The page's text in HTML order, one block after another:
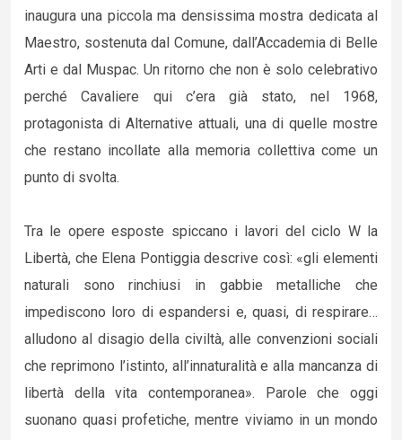
inaugura una piccola ma densissima mostra dedicata al
Maestro, sostenuta dal Comune, dall’Accademia di Belle
Arti e dal Muspac. Un ritorno che non è solo celebrativo
perché Cavaliere qui c’era già stato, nel 1968,
protagonista di Alternative attuali, una di quelle mostre
che restano incollate alla memoria collettiva come un
punto di svolta.
Tra le opere esposte spiccano i lavori del ciclo W la
Libertà, che Elena Pontiggia descrive così: «gli elementi
naturali sono rinchiusi in gabbie metalliche che
impediscono loro di espandersi e, quasi, di respirare…
alludono al disagio della civiltà, alle convenzioni sociali
che reprimono l’istinto, all’innaturalità e alla mancanza di
libertà della vita contemporanea». Parole che oggi
suonano quasi profetiche, mentre viviamo in un mondo